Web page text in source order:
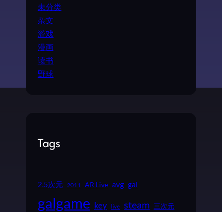
未分类
杂文
游戏
漫画
读书
野球
Tags
2.5次元 2011 AR Live avg gal
galgame key live steam 三次元